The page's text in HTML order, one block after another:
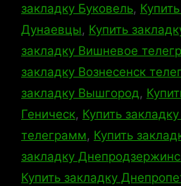
закладку Буковель,
Дунаевцы, Купить
закладку Вишневое
закладку Вознесенск
закладку Вышгород,
Геническ, Купить
телеграмм, Купить
закладку
Купить закладку